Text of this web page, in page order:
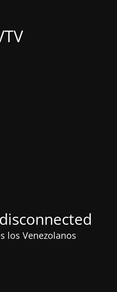
los Venezolanos